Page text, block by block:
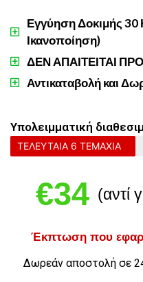
Εγγύηση Δοκιμής
Ικανοποίηση)
ΔΕΝ ΑΠΑΙΤΕΙΤΑΙ
Αντικαταβολή και
Υπολειμματική
ΤΕΛΕΥΤΑΙΑ 6 ΤΕΜΑΧΙΑ
€34 (αντί
Έκπτωση που
Δωρεάν αποστολή σε